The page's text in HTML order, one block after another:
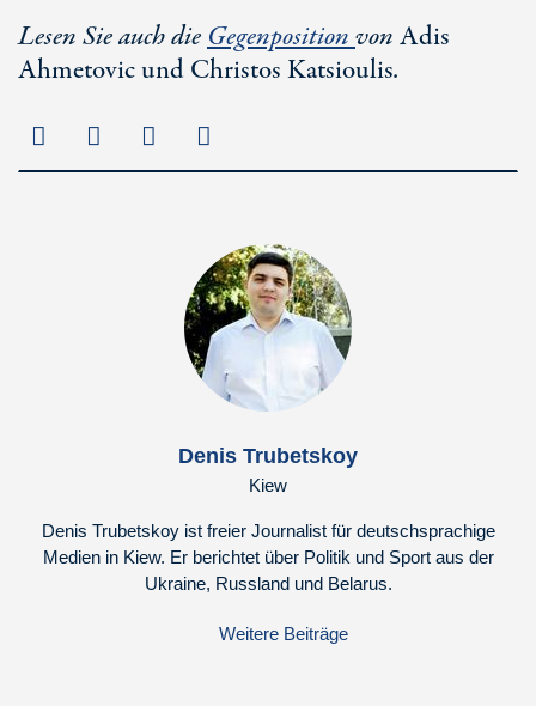
Lesen Sie auch dieGegenpositionvonAdis
Ahmetovic und Christos Katsioulis.
Denis Trubetskoy
Kiew
Denis Trubetskoy ist freier Journalist für deutschsprachige
Medien in Kiew. Er berichtet über Politik und Sport aus der
Ukraine, Russland und Belarus.
Weitere Beiträge